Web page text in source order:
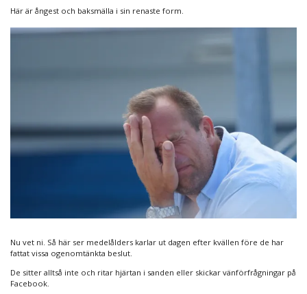
Här är ångest och baksmälla i sin renaste form.
Nu vet ni. Så här ser medelålders karlar ut dagen efter kvällen före de har
fattat vissa ogenomtänkta beslut.
De sitter alltså inte och ritar hjärtan i sanden eller skickar vänförfrågningar på
Facebook.